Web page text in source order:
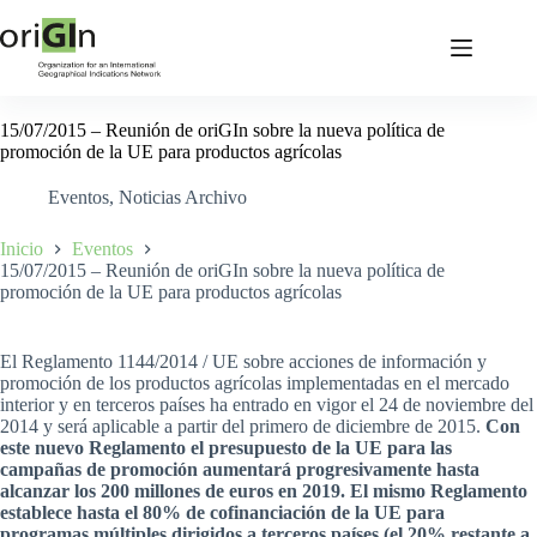
15/07/2015 – Reunión de oriGIn sobre la nueva política de
promoción de la UE para productos agrícolas
Eventos, Noticias Archivo
Inicio
Eventos
15/07/2015 – Reunión de oriGIn sobre la nueva política de
promoción de la UE para productos agrícolas
El Reglamento 1144/2014 / UE sobre acciones de información y
promoción de los productos agrícolas implementadas en el mercado
interior y en terceros países ha entrado en vigor el 24 de noviembre del
2014 y será aplicable a partir del primero de diciembre de 2015. Con
este nuevo Reglamento el presupuesto de la UE para las
campañas de promoción aumentará progresivamente hasta
alcanzar los 200 millones de euros en 2019. El mismo Reglamento
establece hasta el 80% de cofinanciación de la UE para